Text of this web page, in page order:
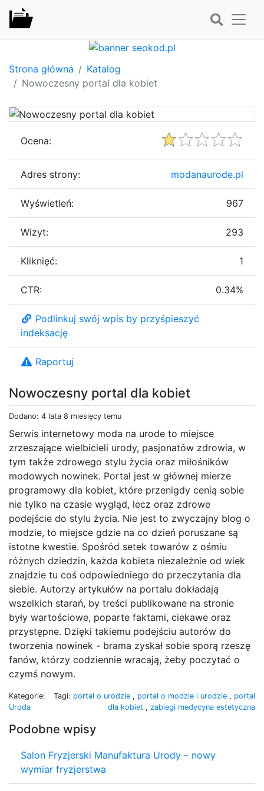
Strona główna
Katalog
Nowoczesny portal dla kobiet
Nowoczesny portal dla kobiet
Dodano: 4 lata 8 miesięcy temu
Serwis internetowy moda na urode to miejsce
zrzeszające wielbicieli urody, pasjonatów zdrowia, w
tym także zdrowego stylu życia oraz miłośników
modowych nowinek. Portal jest w głównej mierze
programowy dla kobiet, które przenigdy cenią sobie
nie tylko na czasie wygląd, lecz oraz zdrowe
podejście do stylu życia. Nie jest to zwyczajny blog o
modzie, to miejsce gdzie na co dzień poruszane są
istotne kwestie. Spośród setek towarów z ośmiu
różnych dziedzin, każda kobieta niezależnie od wiek
znajdzie tu coś odpowiedniego do przeczytania dla
siebie. Autorzy artykułów na portalu dokładają
wszelkich starań, by treści publikowane na stronie
były wartościowe, poparte faktami, ciekawe oraz
przystępne. Dzięki takiemu podejściu autorów do
tworzenia nowinek - brama zyskał sobie sporą rzeszę
fanów, którzy codziennie wracają, żeby poczytać o
czymś nowym.
Kategorie:
Uroda
Tagi: portal o urodzie , portal o modzie i urodzie , portal
dla kobiet , zabiegi medycyna estetyczna
Podobne wpisy
Salon Fryzjerski Manufaktura Urody – nowy
wymiar fryzjerstwa
Ocena:
Adres strony: modanaurode.pl
Wyświetleń: 967
Wizyt: 293
Kliknięć: 1
CTR: 0.34%
Podlinkuj swój wpis by przyśpieszyć
indeksację
Raportuj